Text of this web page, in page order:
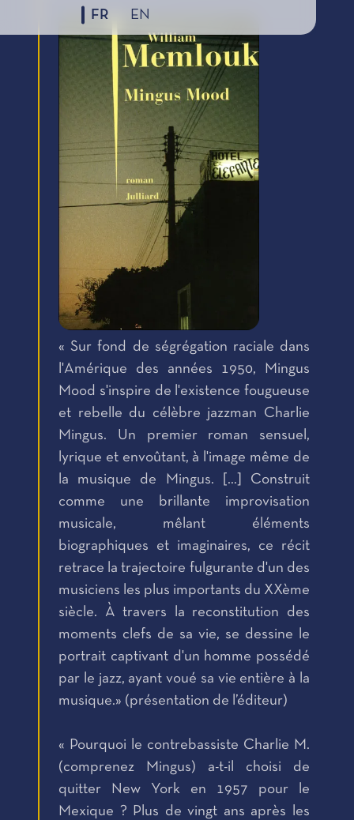
FR EN
« Sur fond de ségrégation raciale dans
l'Amérique des années 1950, Mingus
Mood s'inspire de l'existence fougueuse
et rebelle du célèbre jazzman Charlie
Mingus. Un premier roman sensuel,
lyrique et envoûtant, à l'image même de
la musique de Mingus. […] Construit
comme une brillante improvisation
musicale, mêlant éléments
biographiques et imaginaires, ce récit
retrace la trajectoire fulgurante d'un des
musiciens les plus importants du XXème
siècle. À travers la reconstitution des
moments clefs de sa vie, se dessine le
portrait captivant d'un homme possédé
par le jazz, ayant voué sa vie entière à la
musique.» (présentation de l’éditeur)
« Pourquoi le contrebassiste Charlie M.
(comprenez Mingus) a-t-il choisi de
quitter New York en 1957 pour le
Mexique ? Plus de vingt ans après les